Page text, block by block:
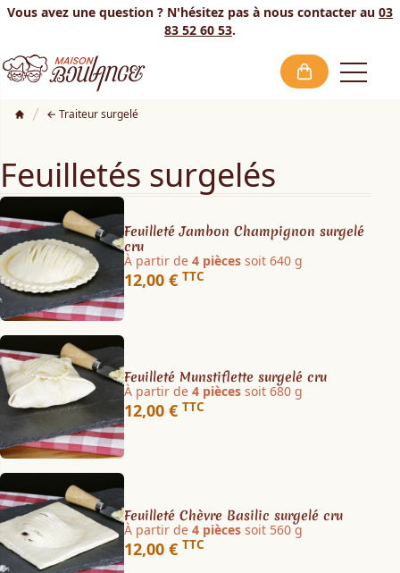
Vous avez une question ? N'hésitez pas à nous contacter au 03
83 52 60 53.
Traiteur surgelé
Feuilletés surgelés
Feuilleté Jambon Champignon surgelé
cru
À partir de 4 piècessoit 640 g
12,00 € TTC
Feuilleté Munstiflette surgelé cru
À partir de 4 piècessoit 680 g
12,00 € TTC
Feuilleté Chèvre Basilic surgelé cru
À partir de 4 piècessoit 560 g
12,00 € TTC